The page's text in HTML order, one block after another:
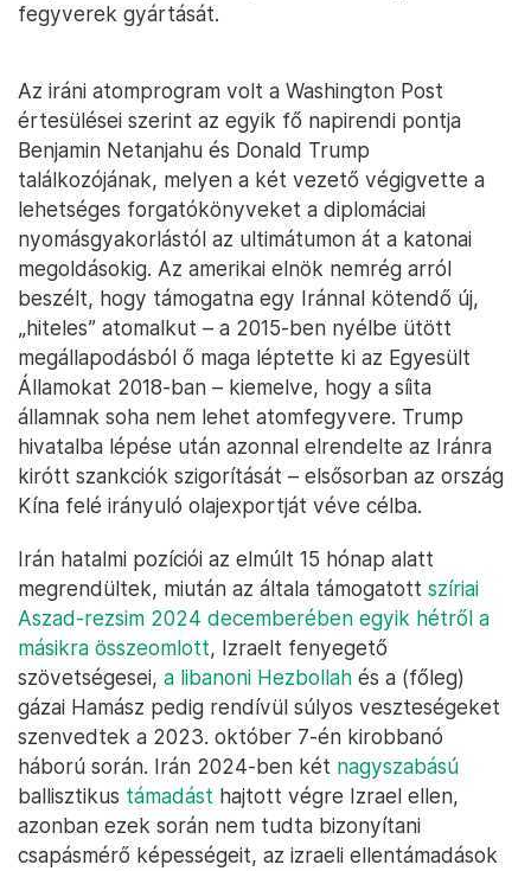
fegyverek gyártását.
Az iráni atomprogram volt a Washington Post
értesülései szerint az egyik fő napirendi pontja
Benjamin Netanjahu és Donald Trump
találkozójának, melyen a két vezető végigvette a
lehetséges forgatókönyveket a diplomáciai
nyomásgyakorlástól az ultimátumon át a katonai
megoldásokig. Az amerikai elnök nemrég arról
beszélt, hogy támogatna egy Iránnal kötendő új,
„hiteles” atomalkut – a 2015-ben nyélbe ütött
megállapodásból ő maga léptette ki az Egyesült
Államokat 2018-ban – kiemelve, hogy a síita
államnak soha nem lehet atomfegyvere. Trump
hivatalba lépése után azonnal elrendelte az Iránra
kirótt szankciók szigorítását – elsősorban az ország
Kína felé irányuló olajexportját véve célba.
Irán hatalmi pozíciói az elmúlt 15 hónap alatt
megrendültek, miután az általa támogatott szíriai
Aszad-rezsim 2024 decemberében egyik hétről a
másikra összeomlott, Izraelt fenyegető
szövetségesei, a libanoni Hezbollah és a (főleg)
gázai Hamász pedig rendívül súlyos veszteségeket
szenvedtek a 2023. október 7-én kirobbanó
háború során. Irán 2024-ben két nagyszabású
ballisztikus támadást hajtott végre Izrael ellen,
azonban ezek során nem tudta bizonyítani
csapásmérő képességeit, az izraeli ellentámadások